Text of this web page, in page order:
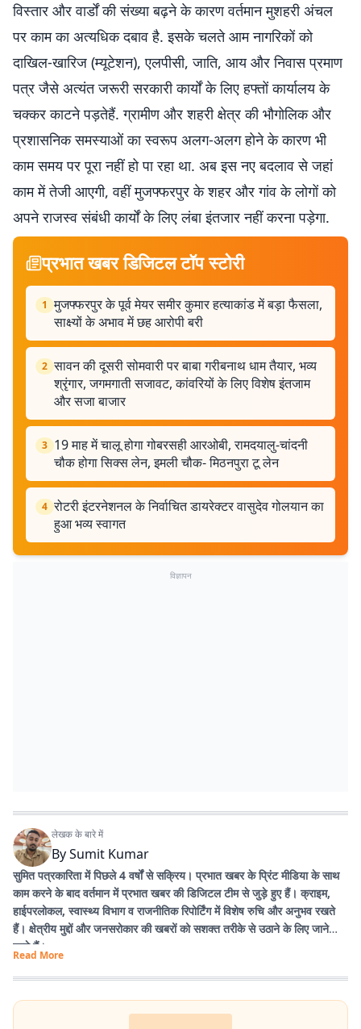
विस्तार और वार्डों की संख्या बढ़ने के कारण वर्तमान मुशहरी अंचल
पर काम का अत्यधिक दबाव है. इसके चलते आम नागरिकों को
दाखिल-खारिज (म्यूटेशन), एलपीसी, जाति, आय और निवास प्रमाण
पत्र जैसे अत्यंत जरूरी सरकारी कार्यों के लिए हफ्तों कार्यालय के
चक्कर काटने पड़तेहैं. ग्रामीण और शहरी क्षेत्र की भौगोलिक और
प्रशासनिक समस्याओं का स्वरूप अलग-अलग होने के कारण भी
काम समय पर पूरा नहीं हो पा रहा था. अब इस नए बदलाव से जहां
काम में तेजी आएगी, वहीं मुजफ्फरपुर के शहर और गांव के लोगों को
अपने राजस्व संबंधी कार्यों के लिए लंबा इंतजार नहीं करना पड़ेगा.
प्रभात खबर डिजिटल टॉप स्टोरी
1 मुजफ्फरपुर के पूर्व मेयर समीर कुमार हत्याकांड में बड़ा फैसला,
साक्ष्यों के अभाव में छह आरोपी बरी
2 सावन की दूसरी सोमवारी पर बाबा गरीबनाथ धाम तैयार, भव्य
श्रृंगार, जगमगाती सजावट, कांवरियों के लिए विशेष इंतजाम
और सजा बाजार
3 19 माह में चालू होगा गोबरसही आरओबी, रामदयालु-चांदनी
चौक होगा सिक्स लेन, इमली चौक- मिठनपुरा टू लेन
4 रोटरी इंटरनेशनल के निर्वाचित डायरेक्टर वासुदेव गोलयान का
हुआ भव्य स्वागत
विज्ञापन
लेखक के बारे में
BySumit Kumar
सुमित पत्रकारिता में पिछले 4 वर्षों से सक्रिय। प्रभात खबर के प्रिंट मीडिया के साथ
काम करने के बाद वर्तमान में प्रभात खबर की डिजिटल टीम से जुड़े हुए हैं। क्राइम,
हाईपरलोकल, स्वास्थ्य विभाग व राजनीतिक रिपोर्टिंग में विशेष रुचि और अनुभव रखते
हैं। क्षेत्रीय मुद्दों और जनसरोकार की खबरों को सशक्त तरीके से उठाने के लिए जाने
जाते हैं।
Read More